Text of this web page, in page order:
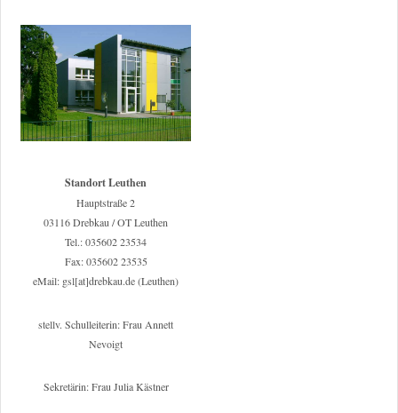
Standort Leuthen
Hauptstraße 2
03116 Drebkau / OT Leuthen
Tel.: 035602 23534
Fax: 035602 23535
eMail: gsl[at]drebkau.de (Leuthen)
stellv. Schulleiterin: Frau Annett
Nevoigt
Sekretärin: Frau Julia Kästner